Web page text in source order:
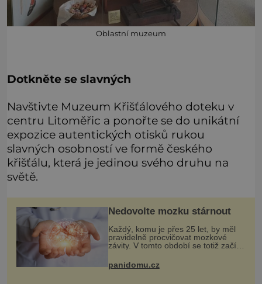
Oblastní muzeum
Dotkněte se slavných
Navštivte Muzeum Křišťálového doteku v
centru Litoměřic a ponořte se do unikátní
expozice autentických otisků rukou
slavných osobností ve formě českého
křišťálu, která je jedinou svého druhu na
světě.
Nedovolte mozku stárnout
Každý, komu je přes 25 let, by měl
pravidelně procvičovat mozkové
závity. V tomto období se totiž začíná
problém vzpomenout si na jméno
kolegy z práce. Nebo marně v
panidomu.cz